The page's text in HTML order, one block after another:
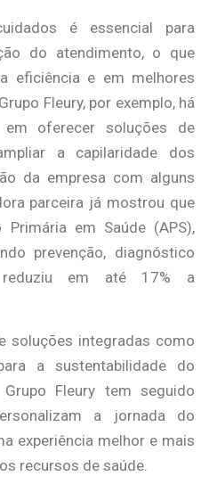
é essencial para
do atendimento, o que
eficiência e em melhores
Fleury, por exemplo, há
oferecer soluções de
a capilaridade dos
da empresa com alguns
parceira já mostrou que
em Saúde (APS),
prevenção, diagnóstico
em até 17% a
soluções integradas como
a sustentabilidade do
Fleury tem seguido
a jornada do
experiência melhor e mais
recursos de saúde.